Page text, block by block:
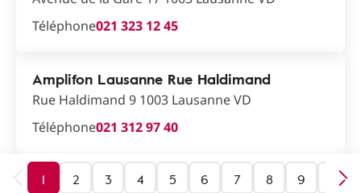
Téléphone021 323 12 45
Amplifon Lausanne Rue Haldimand
Rue Haldimand 9 1003 Lausanne VD
Téléphone021 312 97 40
1 2 3 4 5 6 7 8 9 10